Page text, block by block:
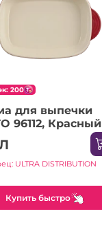
200
для выпечки
96112, Красный
ULTRA DISTRIBUTION
Купить быстро